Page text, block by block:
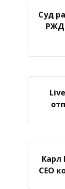
Суд
РЖД
Карл
CEO